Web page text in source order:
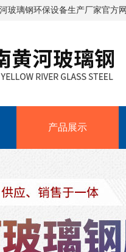
玻璃钢环保设备生产厂家官方
产品展示